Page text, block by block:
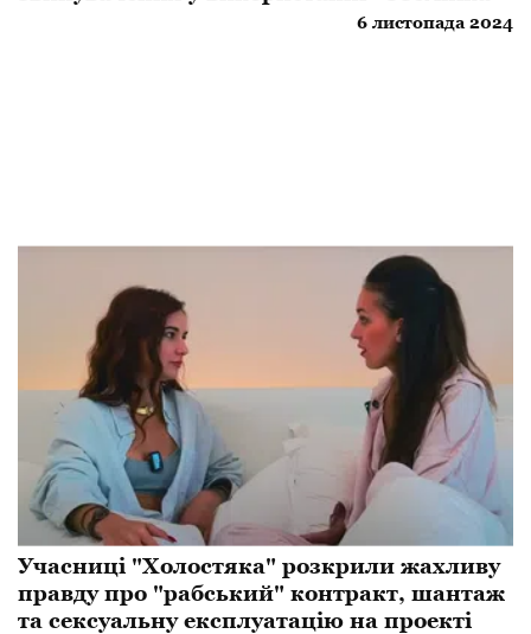
6 листопада 2024
Учасниці "Холостяка" розкрили жахливу
правду про "рабський" контракт, шантаж
та сексуальну експлуатацію на проекті